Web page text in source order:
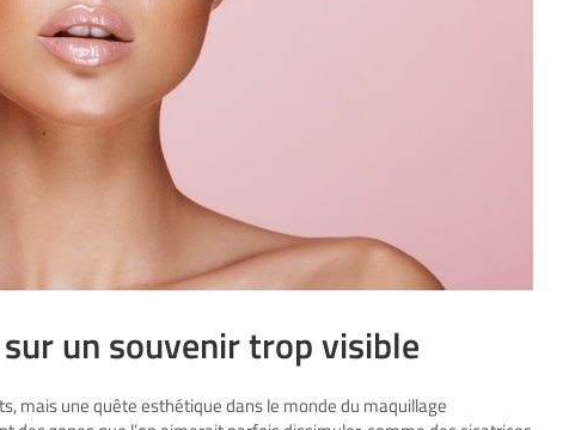
un souvenir trop visible
mais une quête esthétique dans le monde du maquillage